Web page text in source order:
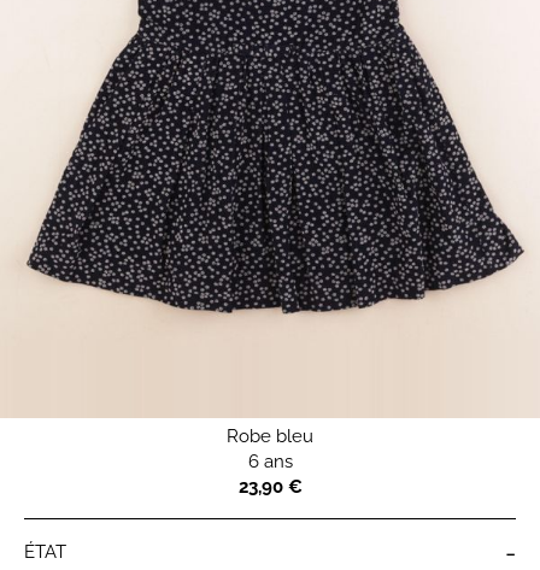
Robe bleu
6 ans
23,90 €
ÉTAT -